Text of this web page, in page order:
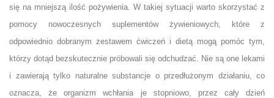
się na mniejszą ilość pożywienia. W takiej sytuacji warto skorzystać z
pomocy nowoczesnych suplementów żywieniowych, które z
odpowiednio dobranym zestawem ćwiczeń i dietą mogą pomóc tym,
którzy dotąd bezskutecznie próbowali się odchudzać. Nie są one lekami
i zawierają tylko naturalne substancje o przedłużonym działaniu, co
oznacza, że organizm wchłania je stopniowo, przez cały dzień